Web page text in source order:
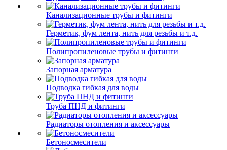
Канализационные трубы и фитинги
Герметик, фум лента, нить для резьбы и т.д.
Полипропиленовые трубы и фитинги
Запорная арматура
Подводка гибкая для воды
Труба ПНД и фитинги
Радиаторы отопления и аксессуары
Бетоносмесители